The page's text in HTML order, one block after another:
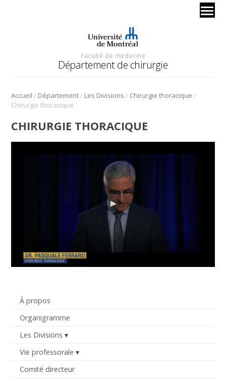
Faculté de médecine
Département de chirurgie
Accueil / Département/ Les Divisions / Chirurgie thoracique /
Chirurgie thoracique
À propos
Organigramme
Les Divisions
Vie professorale
Comité directeur
CHIRURGIE THORACIQUE